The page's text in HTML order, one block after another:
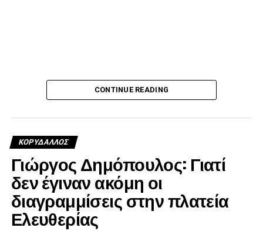
CONTINUE READING
ΚΟΡΥΔΑΛΛΟΣ
Γιώργος Δημόπουλος: Γιατί
δεν έγιναν ακόμη οι
διαγραμμίσεις στην πλατεία
Ελευθερίας